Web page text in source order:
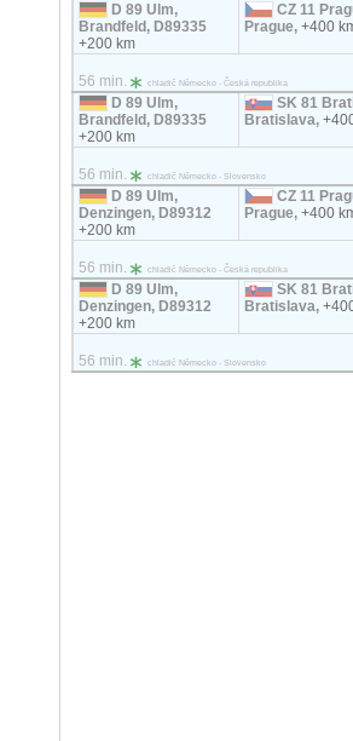
D 89 Ulm,
Brandfeld, D89335
+200 km
CZ 11
Prague,+400
56 min. chladič Německo - Česká republika
D 89 Ulm,
Brandfeld, D89335
+200 km
SK 81
Bratislava,
56 min. chladič Německo - Slovensko
D 89 Ulm,
Denzingen, D89312
+200 km
CZ 11
Prague,+400
56 min. chladič Německo - Česká republika
D 89 Ulm,
Denzingen, D89312
+200 km
SK 81
Bratislava,
56 min. chladič Německo - Slovensko